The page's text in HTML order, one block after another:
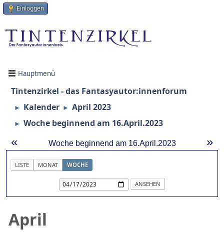
Einloggen
Hauptmenü
Tintenzirkel - das Fantasyautor:innenforum
► Kalender ► April 2023
► Woche beginnend am 16.April.2023
« »
Woche beginnend am 16.April.2023
LISTE MONAT WOCHE
April